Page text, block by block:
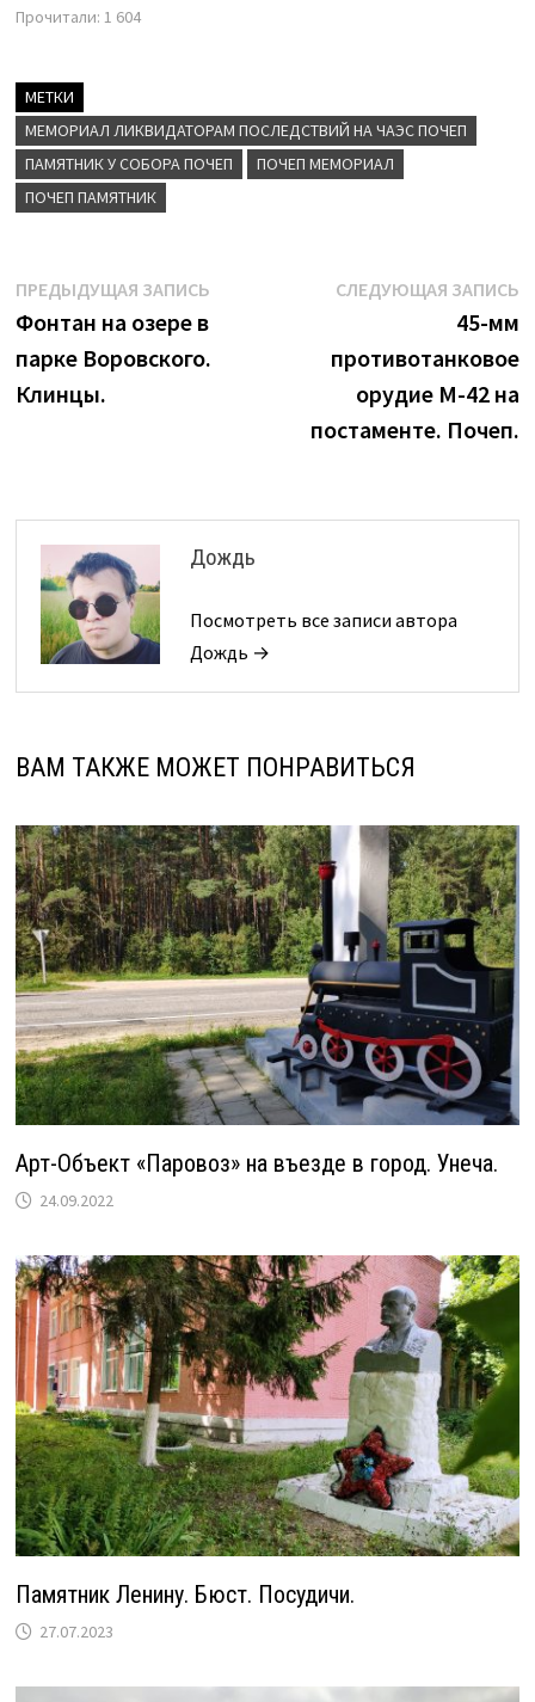
Прочитали: 1 604
МЕТКИ
МЕМОРИАЛ ЛИКВИДАТОРАМ ПОСЛЕДСТВИЙ НА ЧАЭС ПОЧЕП
ПАМЯТНИК У СОБОРА ПОЧЕП
ПОЧЕП МЕМОРИАЛ
ПОЧЕП ПАМЯТНИК
Навигация
по
записям
ПРЕДЫДУЩАЯ ЗАПИСЬПредыдущая
запись:
Фонтан на озере в
парке Воровского.
Клинцы.
СЛЕДУЮЩАЯ ЗАПИСЬ
45-мм
противотанковое
орудие М-42 на
постаменте. Почеп.
Дождь
Посмотреть все записи автора
Дождь →
ВАМ ТАКЖЕ МОЖЕТ ПОНРАВИТЬСЯ
Арт-Объект «Паровоз» на въезде в город. Унеча.
24.09.2022
Памятник Ленину. Бюст. Посудичи.
27.07.2023